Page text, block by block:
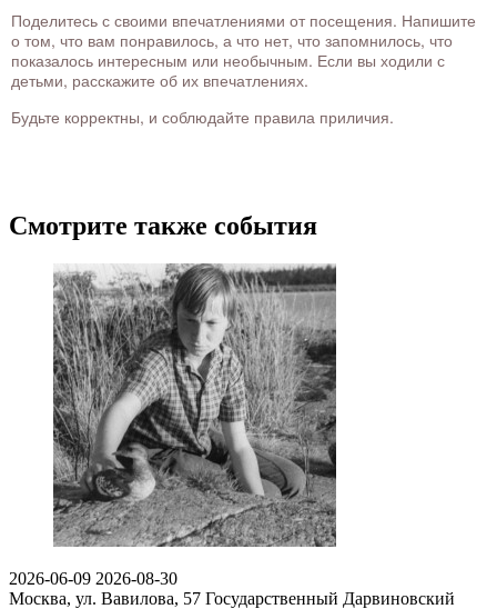
Поделитесь с своими впечатлениями от посещения. Напишите
о том, что вам понравилось, а что нет, что запомнилось, что
показалось интересным или необычным. Если вы ходили с
детьми, расскажите об их впечатлениях.
Будьте корректны, и соблюдайте правила приличия.
Смотрите также события
2026-06-09 2026-08-30
Москва, ул. Вавилова, 57 Государственный Дарвиновский